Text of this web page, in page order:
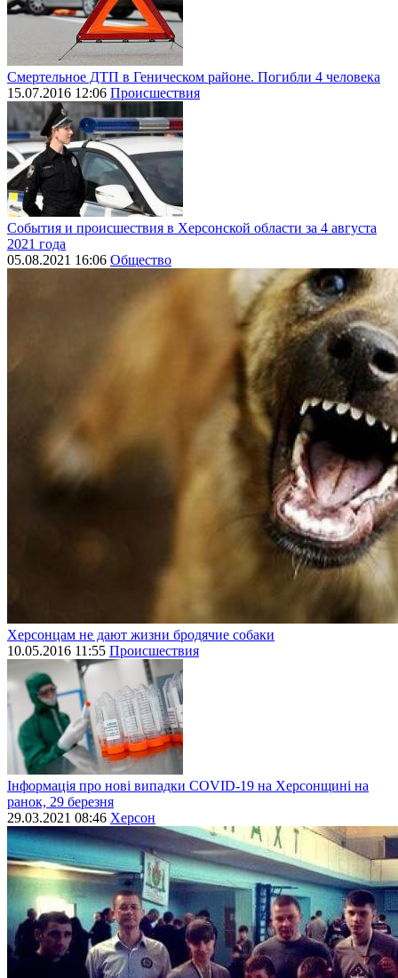
Смертельное ДТП в Геническом районе. Погибли 4 человека
15.07.2016 12:06 Происшествия
События и происшествия в Херсонской области за 4 августа
2021 года
05.08.2021 16:06 Общество
Херсонцам не дают жизни бродячие собаки
10.05.2016 11:55 Происшествия
Інформація про нові випадки СОVID-19 на Херсонщині на
ранок, 29 березня
29.03.2021 08:46 Херсон